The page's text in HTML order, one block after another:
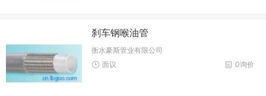
刹车钢喉油管
衡水豪斯管业有限公司
0询价
面议